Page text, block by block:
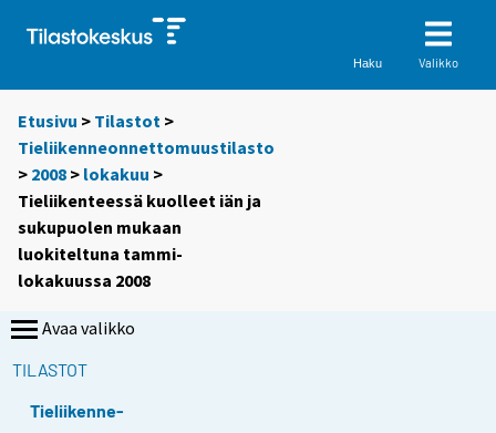
Haku Valikko
Etusivu > Tilastot >
Tieliikenneonnettomuustilasto
> 2008 > lokakuu >
Tieliikenteessä kuolleet iän ja
sukupuolen mukaan
luokiteltuna tammi-
lokakuussa 2008
Avaa valikko
TILASTOT
Tieliikenne-